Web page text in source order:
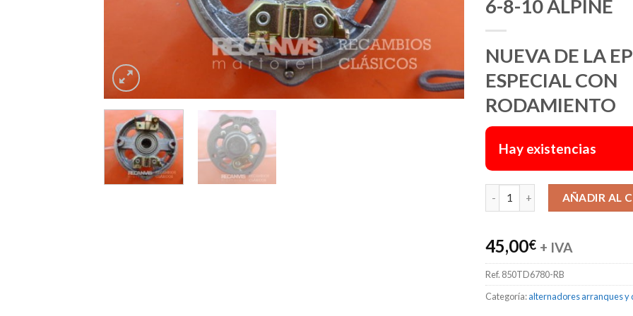
6-8-10 ALPINE
NUEVA DE LA
ESPECIAL CON
RODAMIENTO
Hay existencias
AÑADIR AL
45,00€ + IVA
Ref. 850TD6780-RB
Categoría:alternadores arranques y